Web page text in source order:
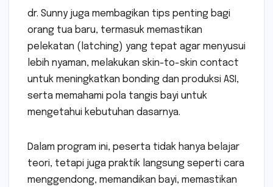
dr. Sunny juga membagikan tips penting bagi
orang tua baru, termasuk memastikan
pelekatan (latching) yang tepat agar menyusui
lebih nyaman, melakukan skin-to-skin contact
untuk meningkatkan bonding dan produksi ASI,
serta memahami pola tangis bayi untuk
mengetahui kebutuhan dasarnya.
Dalam program ini, peserta tidak hanya belajar
teori, tetapi juga praktik langsung seperti cara
menggendong, memandikan bayi, memastikan